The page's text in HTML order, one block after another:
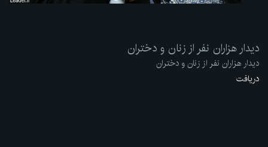
دیدار هزاران نفر از زنان و دختران
دیدار هزاران نفر از زنان و دختران
دریافت